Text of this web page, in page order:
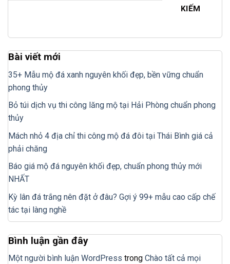
KIẾM
Bài viết mới
35+ Mẫu mộ đá xanh nguyên khối đẹp, bền vững chuẩn
phong thủy
Bỏ túi dịch vụ thi công lăng mộ tại Hải Phòng chuẩn phong
thủy
Mách nhỏ 4 địa chỉ thi công mộ đá đôi tại Thái Bình giá cả
phải chăng
Báo giá mộ đá nguyên khối đẹp, chuẩn phong thủy mới
NHẤT
Kỳ lân đá trắng nên đặt ở đâu? Gợi ý 99+ mẫu cao cấp chế
tác tại làng nghề
Bình luận gần đây
Một người bình luận WordPress trong Chào tất cả mọi